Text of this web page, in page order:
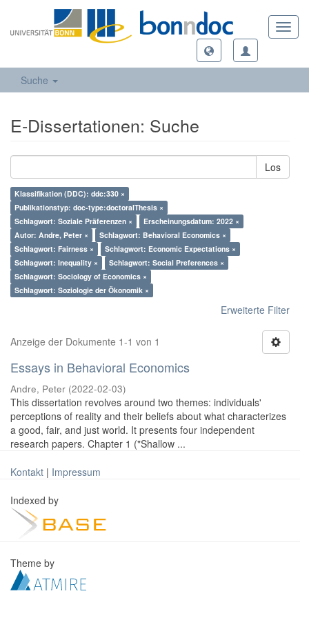
Suche
E-Dissertationen: Suche
Los
Klassifikation (DDC): ddc:330 ×
Publikationstyp: doc-type:doctoralThesis ×
Schlagwort: Soziale Präferenzen ×
Erscheinungsdatum: 2022 ×
Autor: Andre, Peter ×
Schlagwort: Behavioral Economics ×
Schlagwort: Fairness ×
Schlagwort: Economic Expectations ×
Schlagwort: Inequality ×
Schlagwort: Social Preferences ×
Schlagwort: Sociology of Economics ×
Schlagwort: Soziologie der Ökonomik ×
Erweiterte Filter
Anzeige der Dokumente 1-1 von 1
Essays in Behavioral Economics
Andre, Peter (2022-02-03)
This dissertation revolves around two themes: individuals'
perceptions of reality and their beliefs about what characterizes
a good, fair, and just world. It presents four independent
research papers. Chapter 1 ("Shallow ...
Kontakt | Impressum
Indexed by
Theme by